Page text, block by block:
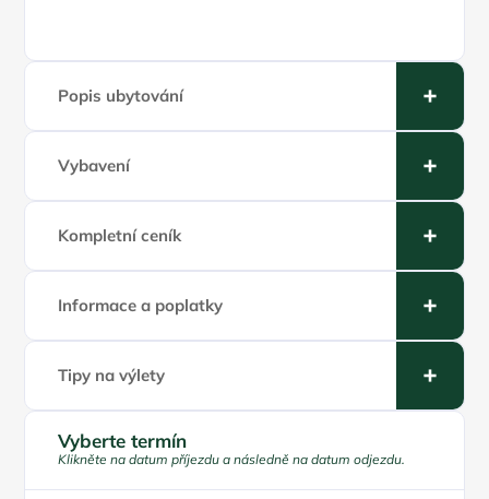
Popis ubytování
Vybavení
Kompletní ceník
Informace a poplatky
Tipy na výlety
Vyberte termín
Klikněte na datum příjezdu a následně na datum odjezdu.